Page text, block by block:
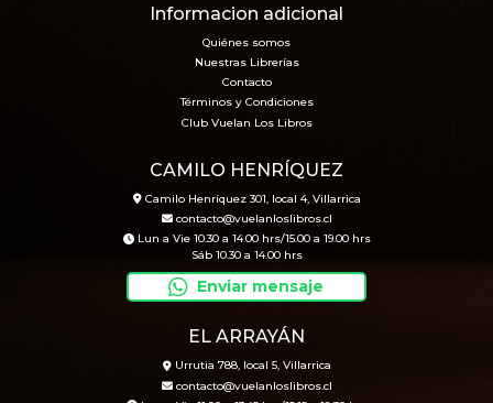
Informacion adicional
Quiénes somos
Nuestras Librerías
Contacto
Términos y Condiciones
Club Vuelan Los Libros
CAMILO HENRÍQUEZ
Camilo Henríquez 301, local 4, Villarrica
contacto@vuelanloslibros.cl
Lun a Vie 10.30 a 14.00 hrs/15.00 a 19.00 hrs
Sáb 10.30 a 14.00 hrs
Enviar mensaje
EL ARRAYÁN
Urrutia 788, local 5, Villarrica
contacto@vuelanloslibros.cl